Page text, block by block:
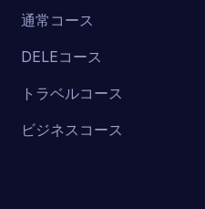
通常コース
DELEコース
トラベルコース
ビジネスコース